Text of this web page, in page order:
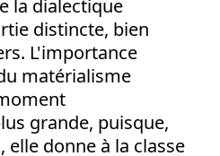
la dialectique
distincte, bien
L'importance
matérialisme
grande, puisque,
donne à la classe